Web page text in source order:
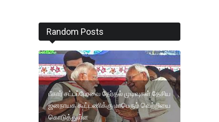
Random Posts
பீகார் சட்டப்பேரவை தேர்தல் முடிவுகள் தேசிய
ஜனநாயக கூட்டணிக்கு மாபெரும் வெற்றியை
கொடுத்துள்ள